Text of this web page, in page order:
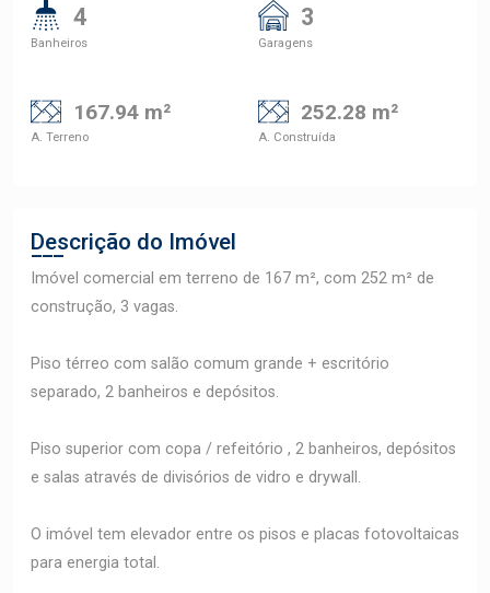
4
Banheiros
3
Garagens
167.94 m²
A. Terreno
252.28 m²
A. Construída
Descrição do Imóvel
Imóvel comercial em terreno de 167 m², com 252 m² de
construção, 3 vagas.
Piso térreo com salão comum grande + escritório
separado, 2 banheiros e depósitos.
Piso superior com copa / refeitório , 2 banheiros, depósitos
e salas através de divisórios de vidro e drywall.
O imóvel tem elevador entre os pisos e placas fotovoltaicas
para energia total.